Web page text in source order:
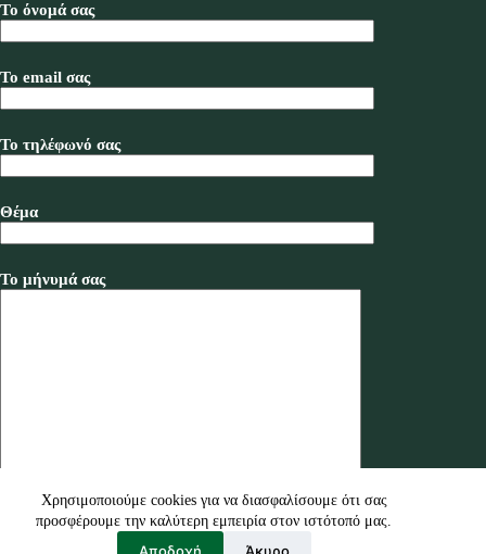
Χρησιμοποιούμε cookies για να διασφαλίσουμε ότι σας
προσφέρουμε την καλύτερη εμπειρία στον ιστότοπό μας.
Αποδοχή Άκυρο
Το όνομά σας
Το email σας
Το τηλέφωνό σας
Θέμα
Το μήνυμά σας